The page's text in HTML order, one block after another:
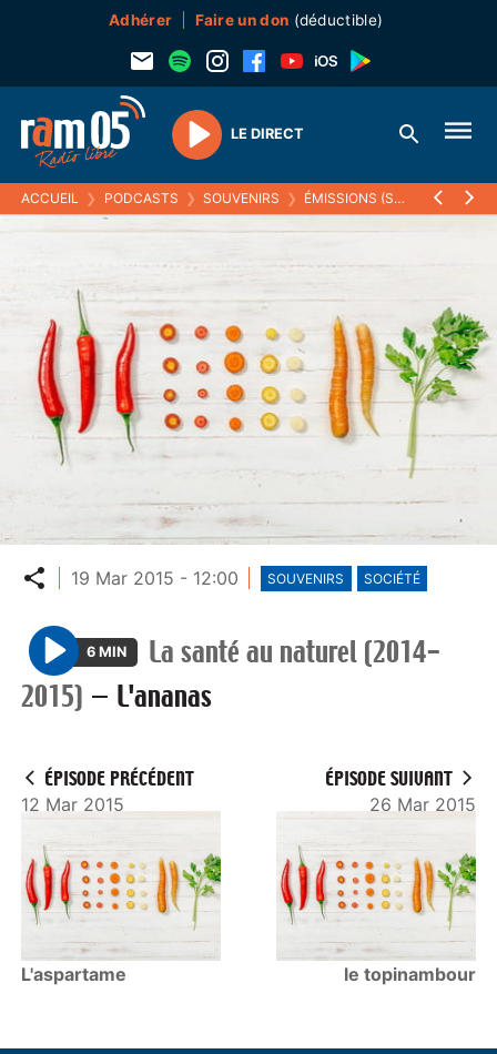
Adhérer Faire un don (déductible)
Play
LE DIRECT
ACCUEIL ❯ PODCASTS ❯ SOUVENIRS ❯ ÉMISSIONS (SOUVENIRS) ❯
Partager
19 Mar 2015 - 12:00 SOUVENIRS SOCIÉTÉ
P
l
6 MIN
La santé au naturel (2014-
2015) — L'ananas
ÉPISODE PRÉCÉDENT
12 Mar 2015
L'aspartame
ÉPISODE SUIVANT
26 Mar 2015
le topinambour